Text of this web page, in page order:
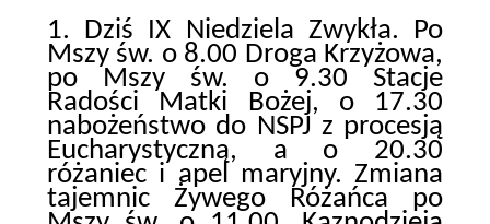
1. Dziś IX Niedziela Zwykła. Po
Mszy św. o 8.00 Droga Krzyżowa,
po Mszy św. o 9.30 Stacje
Radości Matki Bożej, o 17.30
nabożeństwo do NSPJ z procesją
Eucharystyczną, a o 20.30
różaniec i apel maryjny. Zmiana
tajemnic Żywego Różańca po